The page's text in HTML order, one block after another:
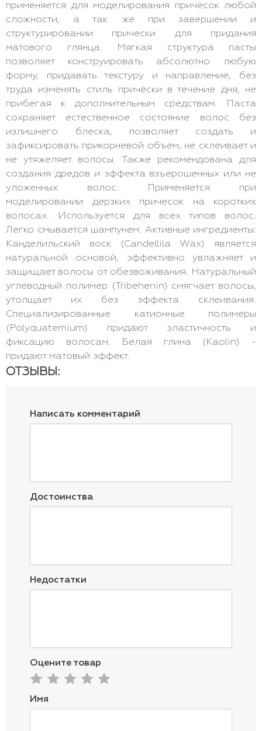
применяется для моделирования причесок любой
сложности, а так же при завершении и
структурировании прически для придания
матового глянца. Мягкая структура пасты
позволяет конструировать абсолютно любую
форму, придавать текстуру и направление, без
труда изменять стиль причёски в течение дня, не
прибегая к дополнительным средствам. Паста
сохраняет естественное состояние волос без
излишнего блеска, позволяет создать и
зафиксировать прикорневой объем, не склеивает и
не утяжеляет волосы. Также рекомендована для
создания дредов и эффекта взъерошенных или не
уложенных волос. Применяется при
моделировании дерзких причесок на коротких
волосах. Используется для всех типов волос.
Легко смывается шампунем. Активные ингредиенты:
Канделильский воск (Candellila Wax) является
натуральной основой, эффективно увлажняет и
защищает волосы от обезвоживания. Натуральный
углеводный полимер (Tribehenin) смягчает волосы,
утолщает их без эффекта склеивания.
Специализированные катионные полимеры
(Polyquatemium) придают эластичность и
фиксацию волосам. Белая глина (Kaolin) -
придают матовый эффект.
ОТЗЫВЫ:
Написать комментарий
Достоинства
Недостатки
Оцените товар
Имя